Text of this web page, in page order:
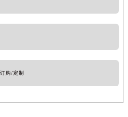
购/定制